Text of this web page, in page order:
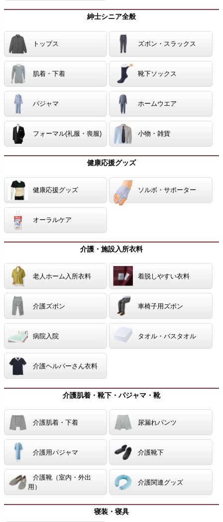
紳士シニア全般
トップス ズボン・スラックス
肌着・下着 靴下ソックス
パジャマ ホームウエア
フォーマル(礼服・喪服) 小物・雑貨
健康応援グッズ
健康応援グッズ ソルボ・サポーター
オーラルケア
介護・施設入所衣料
老人ホーム入所衣料 着脱しやすい衣料
介護ズボン 車椅子用ズボン
病院入院 タオル・バスタオル
介護ヘルパーさん衣料
介護肌着・靴下・パジャマ・靴
介護肌着・下着 尿漏れパンツ
介護用パジャマ 介護靴下
介護靴（室内・外出
用）
介護関連グッズ
寝装・寝具